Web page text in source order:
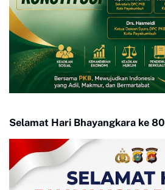
Selamat Hari Bhayangkara ke 80